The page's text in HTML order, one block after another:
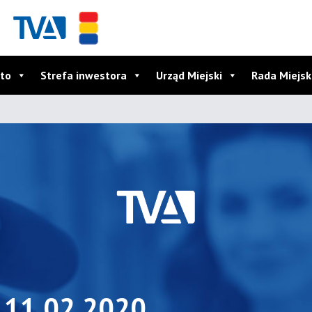
Strefa inwestora Urząd Miejski Rada